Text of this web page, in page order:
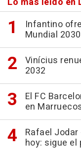
Infantino
Mundial 2030
Vinícius
2032
El FC
en
Rafael
hoy: sigue el